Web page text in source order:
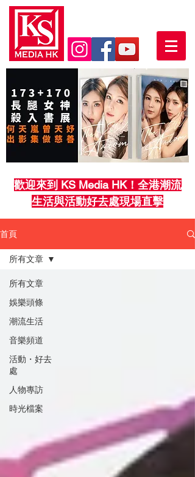
歡迎來到 KS Media HK！全港潮流
生活與活動好去處現場直擊
首頁
所有文章
娛樂頭條
潮流生活
音樂頻道
活動・好去
處
人物專訪
時光檔案
所有文章